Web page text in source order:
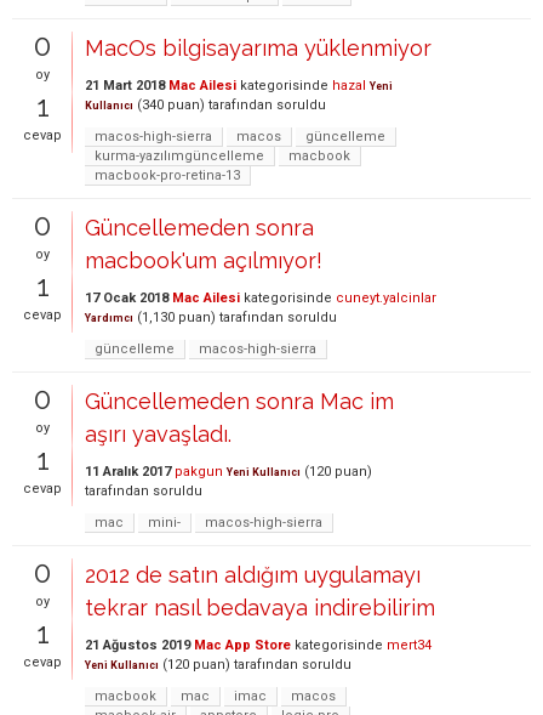
0
oy
1
cevap
MacOs bilgisayarıma yüklenmiyor
21 Mart 2018 Mac Ailesi kategorisinde hazal Yeni
Kullanıcı (340 puan) tarafından soruldu
macos-high-sierra
macos
güncelleme
kurma-yazılımgüncelleme
macbook
macbook-pro-retina-13
0
oy
1
cevap
Güncellemeden sonra
macbook'um açılmıyor!
17 Ocak 2018 Mac Ailesi kategorisinde cuneyt.yalcinlar
Yardımcı (1,130 puan) tarafından soruldu
güncelleme
macos-high-sierra
0
oy
1
cevap
Güncellemeden sonra Mac im
aşırı yavaşladı.
11 Aralık 2017 pakgun Yeni Kullanıcı (120 puan)
tarafından soruldu
mac
mini- macos-high-sierra
0
oy
1
cevap
2012 de satın aldığım uygulamayı
tekrar nasıl bedavaya indirebilirim
21 Ağustos 2019 Mac App Store kategorisinde mert34
Yeni Kullanıcı (120 puan) tarafından soruldu
macbook
mac imac
macos